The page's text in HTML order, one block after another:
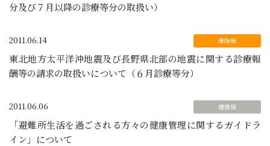
分及び７月以降の診療等分の取扱い）
2011.06.14
東北地方太平洋沖地震及び長野県北部の地震に関する診療報
酬等の請求の取扱いについて（６月診療等分）
2011.06.06
「避難所生活を過ごされる方々の健康管理に関するガイドラ
イン」について